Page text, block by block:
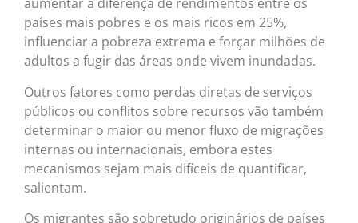
países mais pobres e os mais ricos em 25%,
influenciar a pobreza extrema e forçar milhões de
adultos a fugir das áreas onde vivem inundadas.
Outros fatores como perdas diretas de serviços
públicos ou conflitos sobre recursos vão também
determinar o maior ou menor fluxo de migrações
internas ou internacionais, embora estes
mecanismos sejam mais difíceis de quantificar,
salientam.
Os migrantes são sobretudo originários de países